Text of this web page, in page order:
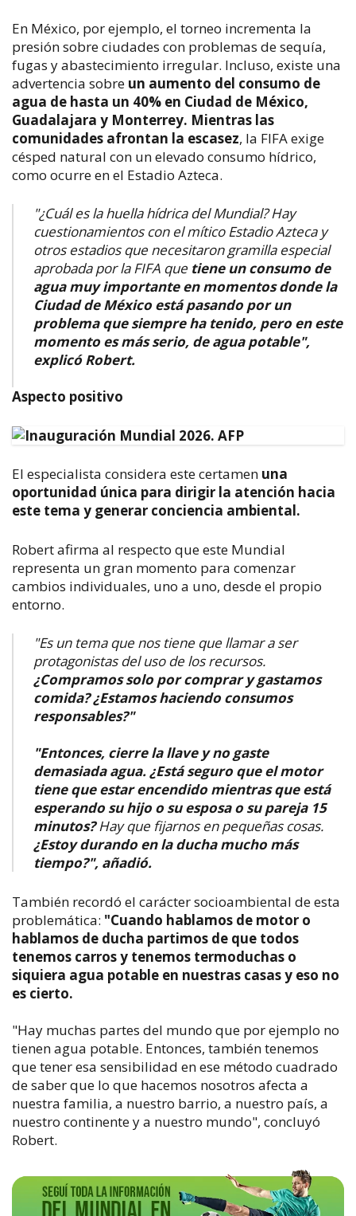
En México, por ejemplo, el torneo incrementa la
presión sobre ciudades con problemas de sequía,
fugas y abastecimiento irregular. Incluso, existe una
advertencia sobre un aumento del consumo de
agua de hasta un 40% en Ciudad de México,
Guadalajara y Monterrey. Mientras las
comunidades afrontan la escasez, la FIFA exige
césped natural con un elevado consumo hídrico,
como ocurre en el Estadio Azteca.
"¿Cuál es la huella hídrica del Mundial? Hay
cuestionamientos con el mítico Estadio Azteca y
otros estadios que necesitaron gramilla especial
aprobada por la FIFA que tiene un consumo de
agua muy importante en momentos donde la
Ciudad de México está pasando por un
problema que siempre ha tenido, pero en este
momento es más serio, de agua potable",
explicó Robert.
Aspecto positivo
El especialista considera este certamen una
oportunidad única para dirigir la atención hacia
este tema y generar conciencia ambiental.
Robert afirma al respecto que este Mundial
representa un gran momento para comenzar
cambios individuales, uno a uno, desde el propio
entorno.
"Es un tema que nos tiene que llamar a ser
protagonistas del uso de los recursos.
¿Compramos solo por comprar y gastamos
comida? ¿Estamos haciendo consumos
responsables?"
"Entonces, cierre la llave y no gaste
demasiada agua. ¿Está seguro que el motor
tiene que estar encendido mientras que está
esperando su hijo o su esposa o su pareja 15
minutos?Hay que fijarnos en pequeñas cosas.
¿Estoy durando en la ducha mucho más
tiempo?", añadió.
También recordó el carácter socioambiental de esta
problemática: "Cuando hablamos de motor o
hablamos de ducha partimos de que todos
tenemos carros y tenemos termoduchas o
siquiera agua potable en nuestras casas y eso no
es cierto.
"Hay muchas partes del mundo que por ejemplo no
tienen agua potable. Entonces, también tenemos
que tener esa sensibilidad en ese método cuadrado
de saber que lo que hacemos nosotros afecta a
nuestra familia, a nuestro barrio, a nuestro país, a
nuestro continente y a nuestro mundo", concluyó
Robert.